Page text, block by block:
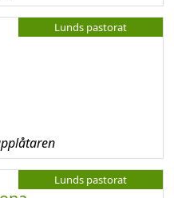
Lunds pastorat
Lunds pastorat